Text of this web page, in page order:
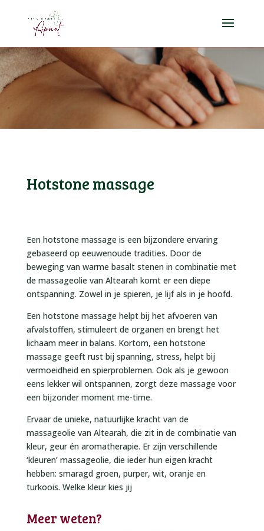
Hotstone massage
Een hotstone massage is een bijzondere ervaring
gebaseerd op eeuwenoude tradities. Door de
beweging van warme basalt stenen in combinatie met
de massageolie van Altearah komt er een diepe
ontspanning. Zowel in je spieren, je lijf als in je hoofd.
Een hotstone massage helpt bij het afvoeren van
afvalstoffen, stimuleert de organen en brengt het
lichaam meer in balans. Kortom, een hotstone
massage geeft rust bij spanning, stress, helpt bij
vermoeidheid en spierproblemen. Ook als je gewoon
eens lekker wil ontspannen, zorgt deze massage voor
een bijzonder moment me-time.
Ervaar de unieke, natuurlijke kracht van de
massageolie van Altearah, die zit in de combinatie van
kleur, geur én aromatherapie. Er zijn verschillende
‘kleuren’ massageolie, die ieder hun eigen kracht
hebben: smaragd groen, purper, wit, oranje en
turkoois. Welke kleur kies jij
Meer weten?